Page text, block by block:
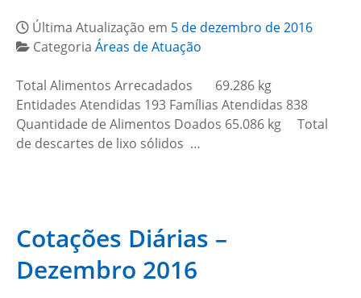
Última Atualização em 5 de dezembro de 2016
Categoria Áreas de Atuação
Total Alimentos Arrecadados 69.286 kg
Entidades Atendidas 193 Famílias Atendidas 838
Quantidade de Alimentos Doados 65.086 kg Total
de descartes de lixo sólidos …
Cotações Diárias –
Dezembro 2016